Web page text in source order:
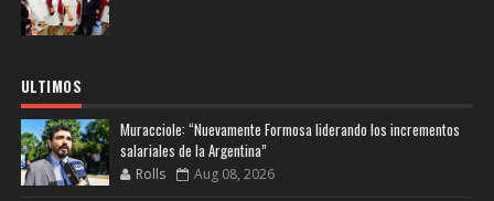
ULTIMOS
Muracciole: “Nuevamente Formosa liderando los incrementos
salariales de la Argentina”
Rolls Aug 08, 2026